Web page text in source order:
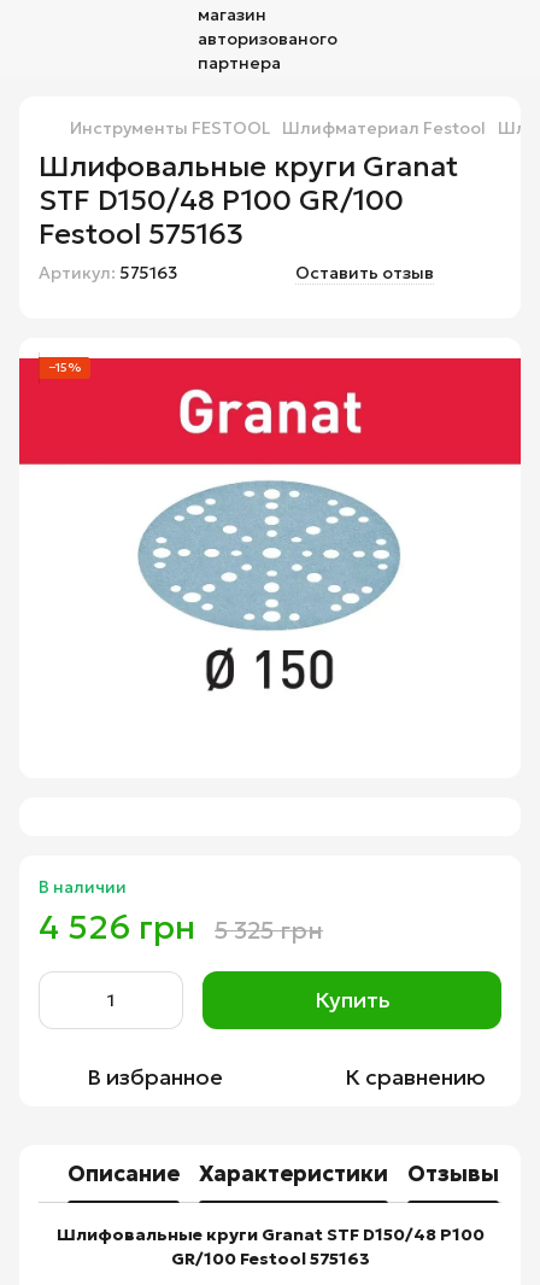
Инструменты FESTOOL Шлифматериал Festool
Шлифовальные круги Granat
STF D150/48 P100 GR/100
Festool 575163
Артикул: 575163 Оставить отзыв
−15%
В наличии
4 526 грн 5 325 грн
Купить
В избранное К сравнению
Описание Характеристики Отзывы
Шлифовальные круги Granat STF D150/48 P100
GR/100 Festool 575163